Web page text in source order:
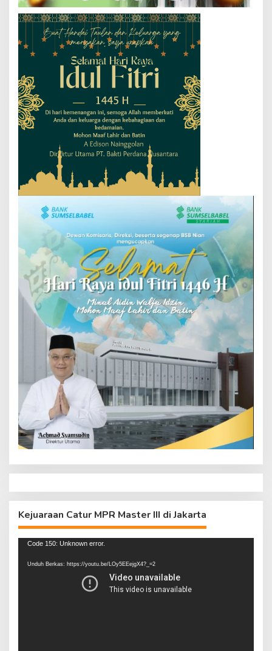
Kejuaraan Catur MPR Master III di Jakarta
Pemutar
Code 150: Unknown error.
Unduh Berkas: https://youtu.be/LOy5EEejgX4?_=2